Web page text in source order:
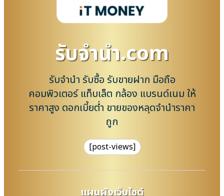
รับจํานํา.com
รับจำนำ รับซื้อ รับขายฝาก มือถือ
คอมพิวเตอร์ แท็บเล็ต กล้อง แบรนด์เนม ให้
ราคาสูง ดอกเบี้ยต่ำ ขายของหลุดจำนำราคา
ถูก
[post-views]
แผนผังเว็บไซต์